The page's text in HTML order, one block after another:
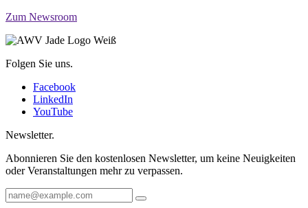
Zum Newsroom
Folgen Sie uns.
Facebook
LinkedIn
YouTube
Newsletter.
Abonnieren Sie den kostenlosen Newsletter, um keine Neuigkeiten
oder Veranstaltungen mehr zu verpassen.